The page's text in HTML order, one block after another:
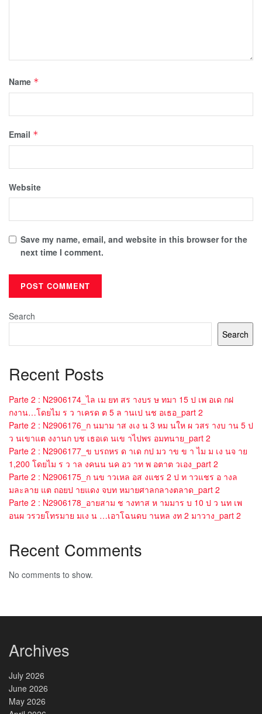
Name *
Email *
Website
Save my name, email, and website in this browser for the
next time I comment.
Search
Search
Recent Posts
Parte 2 : N2906174_ไล เม ยท สร างบร ษ ทมา 15 ป เพ อเด กฝ
กงาน…โดยไม ร ว าเครด ต 5 ล านเป นช อเธอ_part 2
Parte 2 : N2906176_ก นมาม าส งเง น 3 หม นให ผ วสร างบ าน 5 ป
ว นเขาแต งงานก บช เธอเด นเข าไปพร อมทนาย_part 2
Parte 2 : N2906177_ข บรถหร ด าเด กป มว าข ข า ไม ม เง นจ าย
1,200 โดยไม ร ว าล งคนน นค อว าท พ อตาต วเอง_part 2
Parte 2 : N2906175_ก นข าวเหล อส งแชร 2 ป ท าวแชร อ างล
มละลาย แต ถอยป ายแดง จบท หมายศาลกลางตลาด_part 2
Parte 2 : N2906178_อายสาม ช างทาส ห ามมาร บ 10 ป ว นท เพ
อนผ วรวยโทรมาย มเง น …เอาโฉนดบ านหล งท 2 มาวาง_part 2
Recent Comments
No comments to show.
Archives
July 2026
June 2026
May 2026